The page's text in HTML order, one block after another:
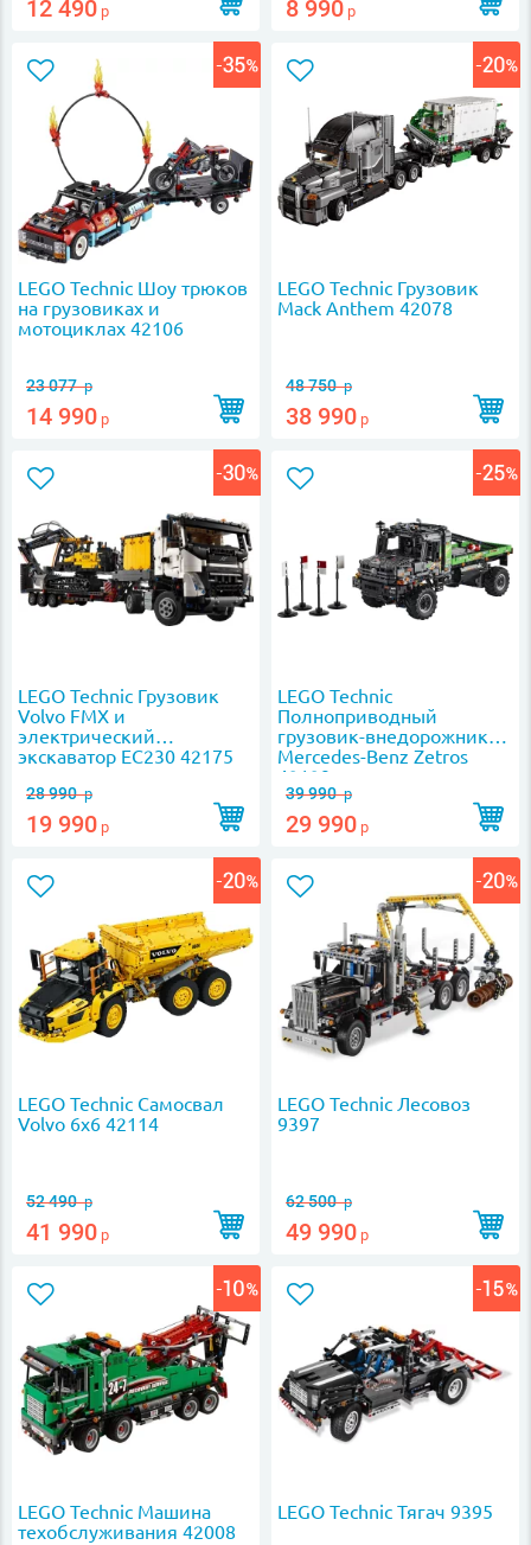
12 490 р 8 990 р
LEGO Technic Шоу трюков
на грузовиках и
мотоциклах 42106
23 077р
14 990 р
LEGO Technic Грузовик
Mack Anthem 42078
48 750р
38 990 р
LEGO Technic Грузовик
Volvo FMX и
электрический
экскаватор EC230 42175
28 990р
19 990 р
LEGO Technic
Полноприводный
грузовик-внедорожник
Mercedes-Benz Zetros
42129
39 990р
29 990 р
LEGO Technic Самосвал
Volvo 6х6 42114
52 490р
41 990 р
LEGO Technic Лесовоз
9397
62 500р
49 990 р
LEGO Technic Машина
техобслуживания 42008
LEGO Technic Тягач 9395